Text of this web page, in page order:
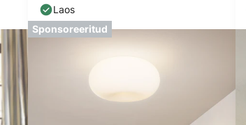
Laos
Sponsoreeritud